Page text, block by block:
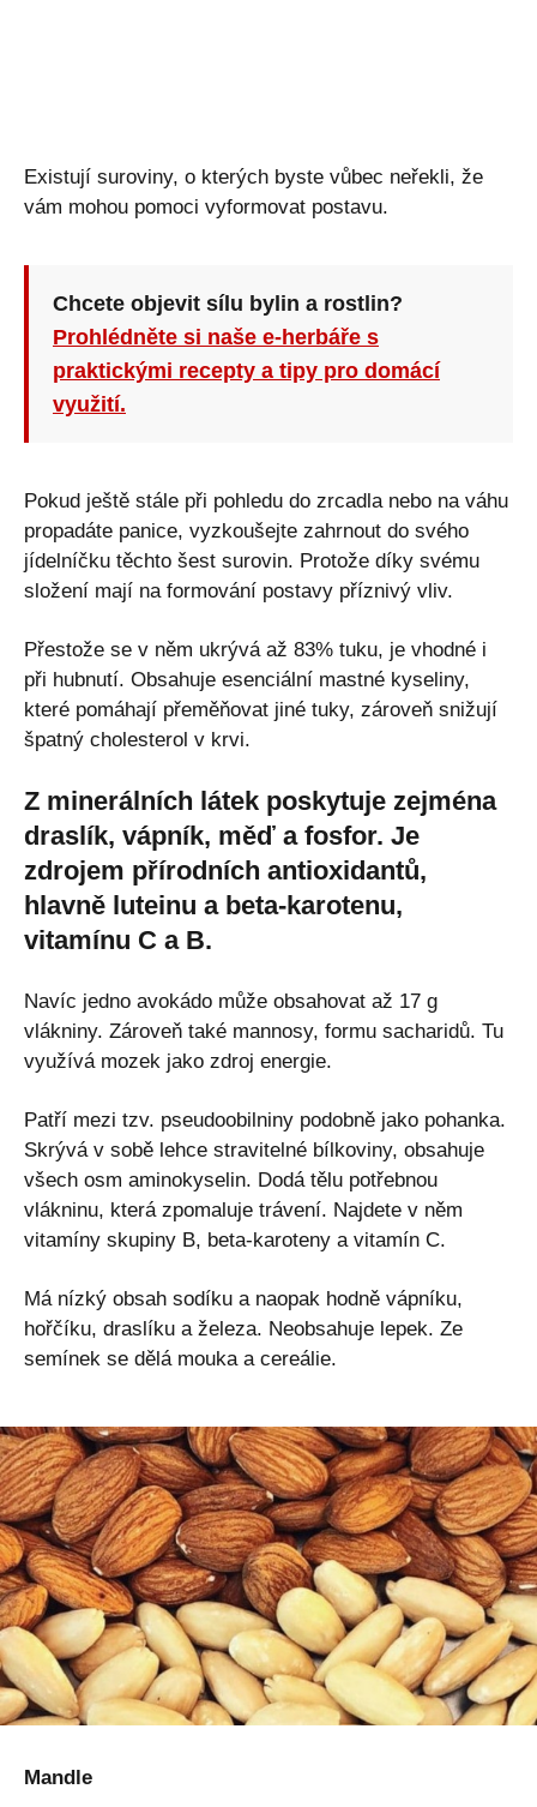
Existují suroviny, o kterých byste vůbec neřekli, že
vám mohou pomoci vyformovat postavu.
Chcete objevit sílu bylin a rostlin?
Prohlédněte si naše e-herbáře s
praktickými recepty a tipy pro domácí
využití.
Pokud ještě stále při pohledu do zrcadla nebo na váhu
propadáte panice, vyzkoušejte zahrnout do svého
jídelníčku těchto šest surovin. Protože díky svému
složení mají na formování postavy příznivý vliv.
Přestože se v něm ukrývá až 83% tuku, je vhodné i
při hubnutí. Obsahuje esenciální mastné kyseliny,
které pomáhají přeměňovat jiné tuky, zároveň snižují
špatný cholesterol v krvi.
Z minerálních látek poskytuje zejména
draslík, vápník, měď a fosfor. Je
zdrojem přírodních antioxidantů,
hlavně luteinu a beta-karotenu,
vitamínu C a B.
Navíc jedno avokádo může obsahovat až 17 g
vlákniny. Zároveň také mannosy, formu sacharidů. Tu
využívá mozek jako zdroj energie.
Patří mezi tzv. pseudoobilniny podobně jako pohanka.
Skrývá v sobě lehce stravitelné bílkoviny, obsahuje
všech osm aminokyselin. Dodá tělu potřebnou
vlákninu, která zpomaluje trávení. Najdete v něm
vitamíny skupiny B, beta-karoteny a vitamín C.
Má nízký obsah sodíku a naopak hodně vápníku,
hořčíku, draslíku a železa. Neobsahuje lepek. Ze
semínek se dělá mouka a cereálie.
Mandle